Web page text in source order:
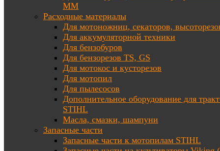
MM
Расходные материалы
Для мотоножниц, секаторов,
Для аккумуляторной техники
Для бензобуров
Для бензорезов TS, GS
Для мотокос и кусторезов
Для мотопил
Для пылесосов
Дополнительное оборудование для
STIHL
Масла, смазки, шампуни
Запасные части
Запасные части к мотопилам STIHL